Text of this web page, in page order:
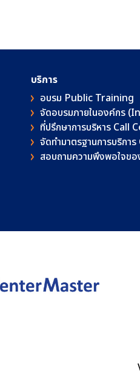
บริการ
อบรม Public Training
จัดอบรมภายในองค์กร
ที่ปรึกษาการบริหาร Call
จัดทำมาตรฐานการบริกา
สอบถามความพึงพอใจขอ